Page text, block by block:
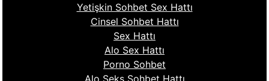
Yetişkin Sohbet Sex Hattı
Cinsel Sohbet Hattı
Sex Hattı
Alo Sex Hattı
Porno Sohbet